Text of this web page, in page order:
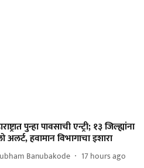
पुन्हा पावसाची एन्ट्री; १३ जिल्ह्यांना
अलर्ट, हवामान विभागाचा इशारा
Banubakode 17 hours ago